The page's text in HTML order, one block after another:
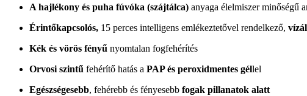
A hajlékony és puha fúvóka (szájtálca) anyaga élelmiszer minőségű
Érintőkapcsolós, 15 perces intelligens emlékeztetővel rendelkező,
Kék és vörös fényű nyomtalan fogfehérítés
Orvosi szintű fehérítő hatás a PAP és peroxidmentes géllel
Egészségesebb, fehérebb és fényesebb fogak pillanatok alatt